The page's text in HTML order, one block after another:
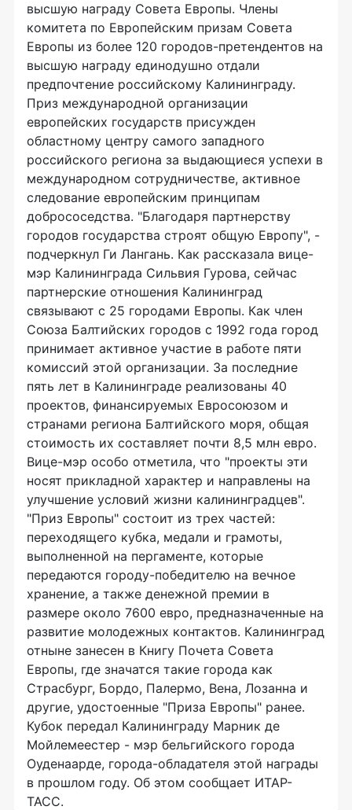
высшую награду Совета Европы. Члены
комитета по Европейским призам Совета
Европы из более 120 городов-претендентов на
высшую награду единодушно отдали
предпочтение российскому Калининграду.
Приз международной организации
европейских государств присужден
областному центру самого западного
российского региона за выдающиеся успехи в
международном сотрудничестве, активное
следование европейским принципам
добрососедства. "Благодаря партнерству
городов государства строят общую Европу", -
подчеркнул Ги Лангань. Как рассказала вице-
мэр Калининграда Сильвия Гурова, сейчас
партнерские отношения Калининград
связывают с 25 городами Европы. Как член
Союза Балтийских городов с 1992 года город
принимает активное участие в работе пяти
комиссий этой организации. За последние
пять лет в Калининграде реализованы 40
проектов, финансируемых Евросоюзом и
странами региона Балтийского моря, общая
стоимость их составляет почти 8,5 млн евро.
Вице-мэр особо отметила, что "проекты эти
носят прикладной характер и направлены на
улучшение условий жизни калининградцев".
"Приз Европы" состоит из трех частей:
переходящего кубка, медали и грамоты,
выполненной на пергаменте, которые
передаются городу-победителю на вечное
хранение, а также денежной премии в
размере около 7600 евро, предназначенные на
развитие молодежных контактов. Калининград
отныне занесен в Книгу Почета Совета
Европы, где значатся такие города как
Страсбург, Бордо, Палермо, Вена, Лозанна и
другие, удостоенные "Приза Европы" ранее.
Кубок передал Калининграду Марник де
Мойлемеестер - мэр бельгийского города
Оуденаарде, города-обладателя этой награды
в прошлом году. Об этом сообщает ИТАР-
ТАСС.